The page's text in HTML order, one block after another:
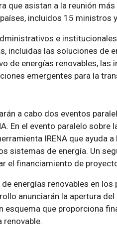
que asistan a la reunión
incluidos 15 ministros
e
incluidas las soluciones de
de energías renovables, las
emergentes para la
a cabo dos eventos
En el evento paralelo
IRENA que ayuda
sistemas de energía. Un
el financiamiento de
energías renovables en los
anunciarán la apertura
esquema que proporciona
renovable.